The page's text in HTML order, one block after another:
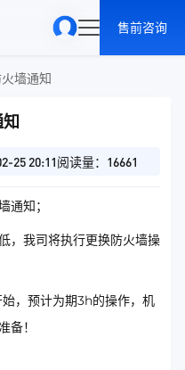
售前咨询
墙通知
25 20:11阅读量：16661
通知；
，我司将执行更换防火墙操
，预计为期3h的操作，机
备！